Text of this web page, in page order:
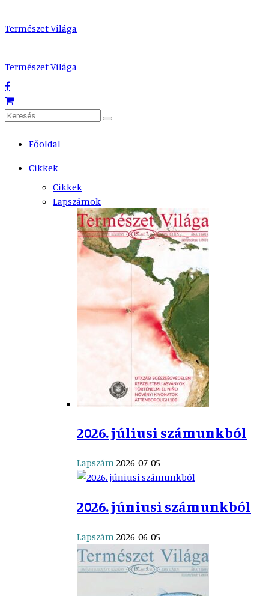
Természet Világa
Természet Világa
Főoldal
Cikkek
Cikkek
Lapszámok
2026. júliusi számunkból
Lapszám 2026-07-05
2026. júniusi számunkból
Lapszám 2026-06-05